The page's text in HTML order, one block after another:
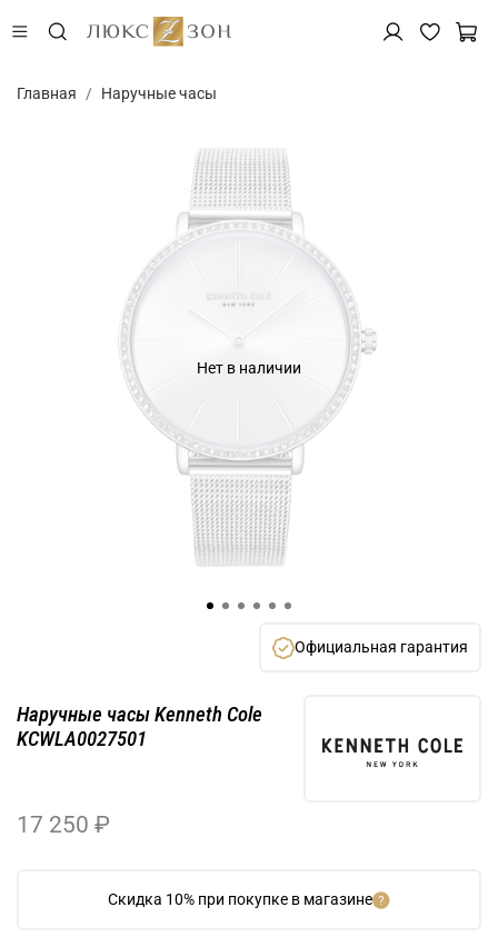
Главная Наручные часы
Нет в наличии
Официальная гарантия
Скидка 10% при покупке в магазине
Наручные часы Kenneth Cole
KCWLA0027501
17 250 ₽